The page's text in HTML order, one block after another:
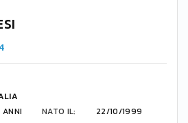
ANNI NATO IL:
22/10/1999